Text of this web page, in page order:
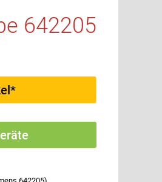
642205